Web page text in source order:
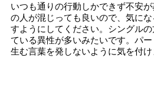
いつも通りの行動しかできず不安
の人が混じっても良いので、気に
すようにしてください。シングル
ている異性が多いみたいです。パ
生む言葉を発しないように気を付け